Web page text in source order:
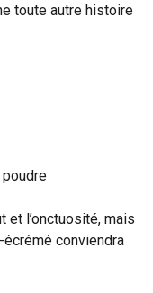
toute autre histoire
et l’onctuosité, mais
conviendra